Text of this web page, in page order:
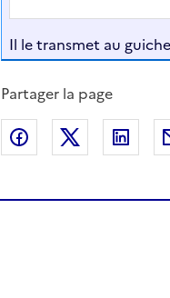
Il le transmet au
Partager la page
Partager surPartager